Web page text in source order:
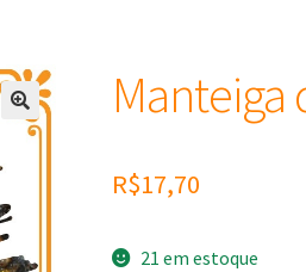
Manteiga
R$17,70
21 em estoque